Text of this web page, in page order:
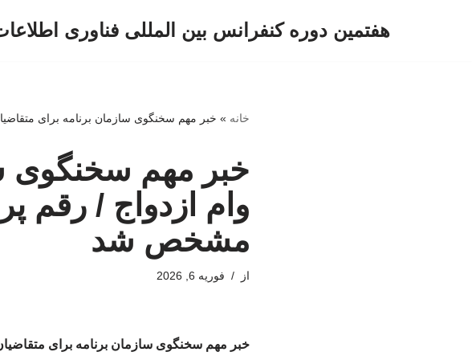
هفتمین دوره کنفرانس بین المللی فناوری
خانه » خبر مهم سخنگوی سازمان برنامه برای متقاضیان وام
خبر مهم سخنگوی
مشخص شد
از فوریه 6, 2026
خبر مهم سخنگوی سازمان برنامه برای متقاضیان وام